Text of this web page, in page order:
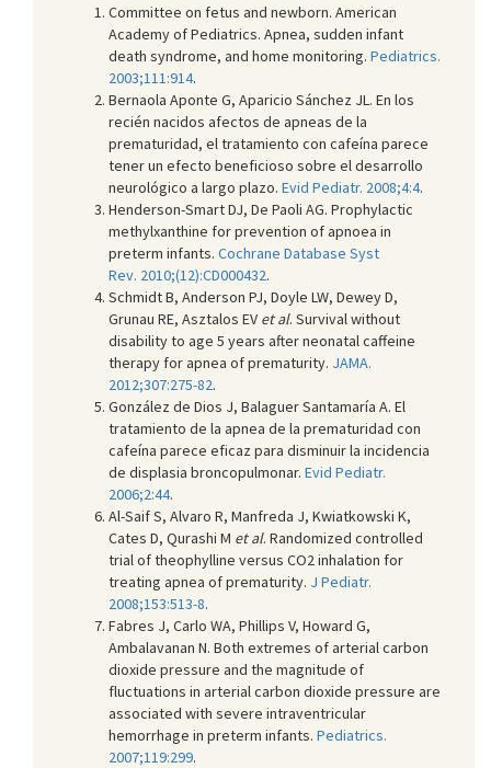
Committee on fetus and newborn. American
Academy of Pediatrics. Apnea, sudden infant
death syndrome, and home monitoring. Pediatrics.
2003;111:914.
Bernaola Aponte G, Aparicio Sánchez JL. En los
recién nacidos afectos de apneas de la
prematuridad, el tratamiento con cafeína parece
tener un efecto beneficioso sobre el desarrollo
neurológico a largo plazo. Evid Pediatr. 2008;4:4.
Henderson-Smart DJ, De Paoli AG. Prophylactic
methylxanthine for prevention of apnoea in
preterm infants. Cochrane Database Syst
Rev. 2010;(12):CD000432.
Schmidt B, Anderson PJ, Doyle LW, Dewey D,
Grunau RE, Asztalos EV et al. Survival without
disability to age 5 years after neonatal caffeine
therapy for apnea of prematurity. JAMA.
2012;307:275-82.
González de Dios J, Balaguer Santamaría A. El
tratamiento de la apnea de la prematuridad con
cafeína parece eficaz para disminuir la incidencia
de displasia broncopulmonar. Evid Pediatr.
2006;2:44.
Al-Saif S, Alvaro R, Manfreda J, Kwiatkowski K,
Cates D, Qurashi M et al. Randomized controlled
trial of theophylline versus CO2 inhalation for
treating apnea of prematurity. J Pediatr.
2008;153:513-8.
Fabres J, Carlo WA, Phillips V, Howard G,
Ambalavanan N. Both extremes of arterial carbon
dioxide pressure and the magnitude of
fluctuations in arterial carbon dioxide pressure are
associated with severe intraventricular
hemorrhage in preterm infants. Pediatrics.
2007;119:299.